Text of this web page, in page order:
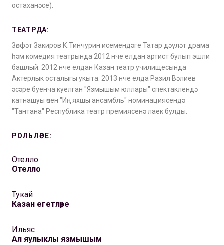
остаханәсе).
ТЕАТРДА:
Зөлфәт Закиров К.Тинчурин исемендәге Татар дәүләт драма
һәм комедия театрында 2012 нче елдан артист булып эшли
башлый. 2012 нче елдан Казан театр училищесында
Актерлык осталыгы укыта. 2013 нче елда Разил Вәлиев
әсәре буенча куелган "Язмышым юллары" спектаклендә
катнашуы өчен "Иң яхшы ансамбль" номинациясендә
"Тантана" Республика театр премиясенә лаек булды.
РОЛЬЛӘРЕ:
Отелло
Отелло
Тукай
Казан егетләре
Ильяс
Ал яулыклы язмышым